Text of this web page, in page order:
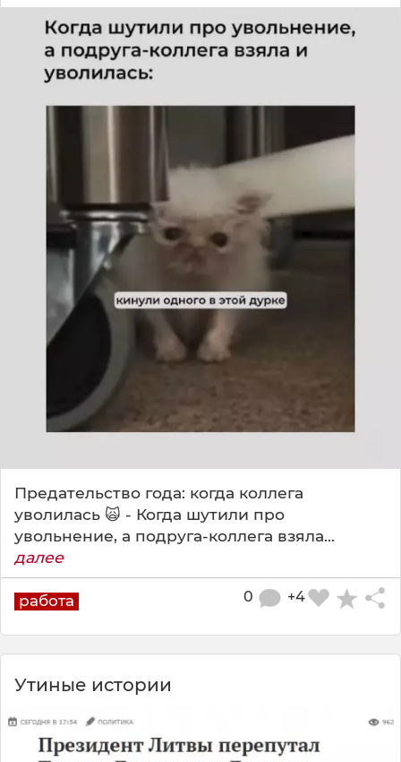
Предательство года: когда коллега
уволилась 🙀 - Когда шутили про
увольнение, а подруга-коллега взяла...
далее
работа +4
0
Утиные истории